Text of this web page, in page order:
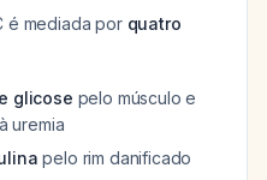
é mediada por quatro
glicose pelo músculo e
uremia
pelo rim danificado